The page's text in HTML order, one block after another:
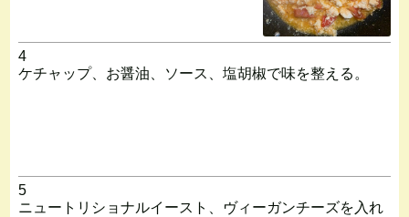
4
ケチャップ、お醤油、ソース、塩胡椒で味を整える。
5
ニュートリショナルイースト、ヴィーガンチーズを入れ